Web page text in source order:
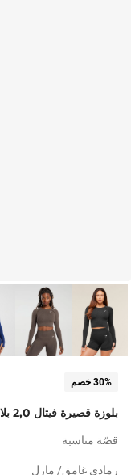
30% خصم
بلوزة قصيرة فيتال 2,0 بلا حياكة
قصّة مناسبة
رمادي غامق/ مارل